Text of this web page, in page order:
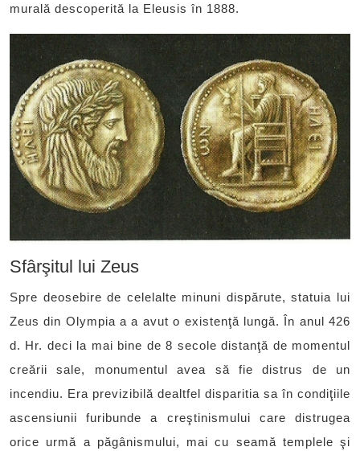
murală descoperită la Eleusis în 1888.
Sfârşitul lui Zeus
Spre deosebire de celelalte minuni dispărute, statuia lui
Zeus din Olympia a a avut o existenţă lungă. În anul 426
d. Hr. deci la mai bine de 8 secole distanţă de momentul
creării sale, monumentul avea să fie distrus de un
incendiu. Era previzibilă dealtfel disparitia sa în condiţiile
ascensiunii furibunde a creştinismului care distrugea
orice urmă a păgânismului, mai cu seamă templele şi